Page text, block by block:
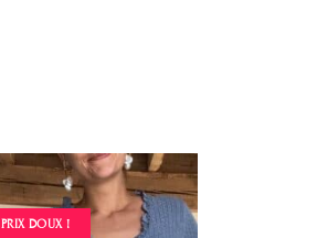
PRIX DOUX !